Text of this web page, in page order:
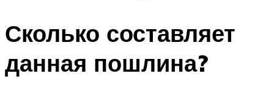
Сколько составляет
данная пошлина?